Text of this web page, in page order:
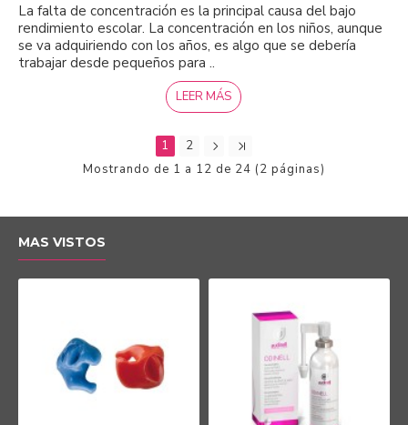
La falta de concentración es la principal causa del bajo
rendimiento escolar. La concentración en los niños, aunque
se va adquiriendo con los años, es algo que se debería
trabajar desde pequeños para ..
LEER MÁS
1
2
Mostrando de 1 a 12 de 24 (2 páginas)
MAS VISTOS